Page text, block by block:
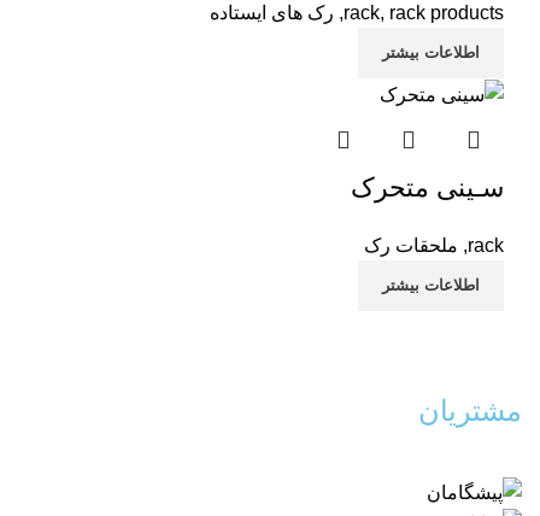
rack, rack products
, رک های ایستاده
اطلاعات بیشتر
سـینی متحرک
rack
, ملحقات رک
اطلاعات بیشتر
مشتریان